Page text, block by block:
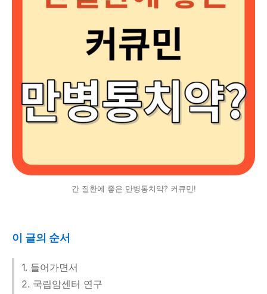
간 질환에 좋은 만병통치약? 커큐민!
이 글의 순서
1. 들어가면서
2. 국립암센터 연구